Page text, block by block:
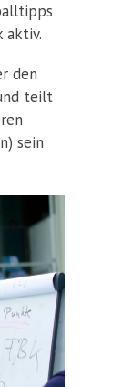
aktiv.
den
teilt
sein